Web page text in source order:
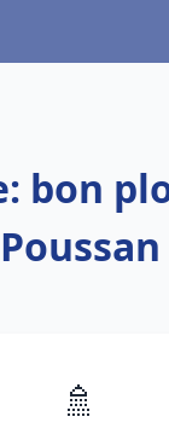
bon
Poussan
🚿